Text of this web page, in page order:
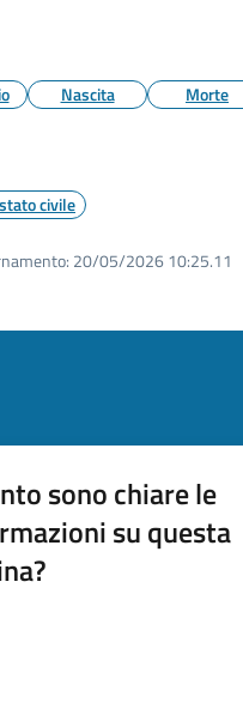
Nascita Morte
civile
20/05/2026 10:25.11
sono chiare le
su questa